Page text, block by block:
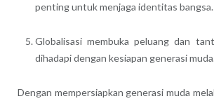
penting untuk menjaga identitas bangsa.
Globalisasi membuka peluang dan
dihadapi dengan kesiapan generasi muda.
Dengan mempersiapkan generasi muda